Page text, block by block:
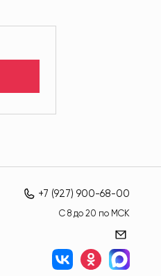
+7 (927) 900-68-00
C 8 до 20 по МСК